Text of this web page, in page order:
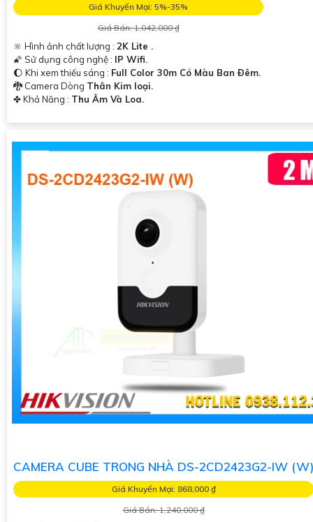
Giá Khuyến Mại: 5%-35%
Giá Bán: 1,042,000 ₫
🔆 Hình ảnh chất lượng : 2K Lite .
🌠 Sử dụng công nghệ : IP Wifi.
🌔 Khi xem thiếu sáng : Full Color 30m Có Màu Ban Ðêm.
🐉️ Camera Dòng Thân Kim loại.
️✤ Khả Năng : Thu Âm Và Loa.
CAMERA CUBE TRONG NHÀ DS-2CD2423G2-IW (W)
Giá Khuyến Mại: 868,000 ₫
Giá Bán: 1,240,000 ₫